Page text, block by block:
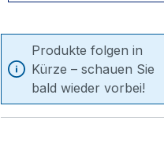
Produkte folgen in
Kürze – schauen Sie
bald wieder vorbei!